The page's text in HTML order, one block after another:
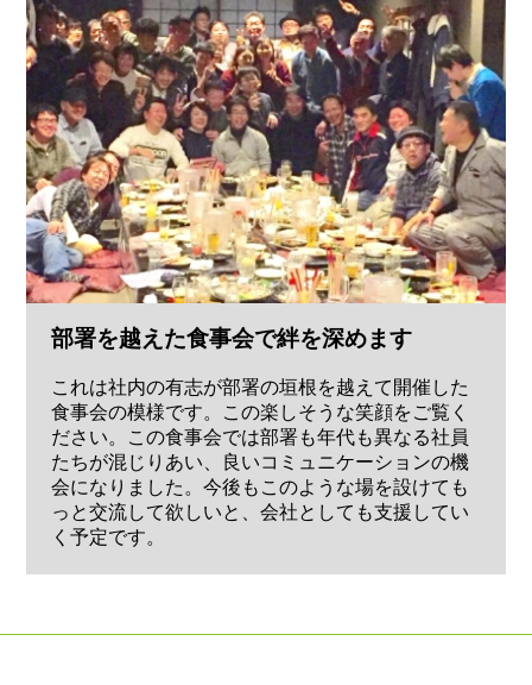
部署を越えた食事会で絆を深めます
これは社内の有志が部署の垣根を越えて開催した
食事会の模様です。この楽しそうな笑顔をご覧く
ださい。この食事会では部署も年代も異なる社員
たちが混じりあい、良いコミュニケーションの機
会になりました。今後もこのような場を設けても
っと交流して欲しいと、会社としても支援してい
く予定です。